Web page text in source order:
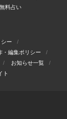
無料占い
ー
・編集ポリシー
お知らせ一覧
ト